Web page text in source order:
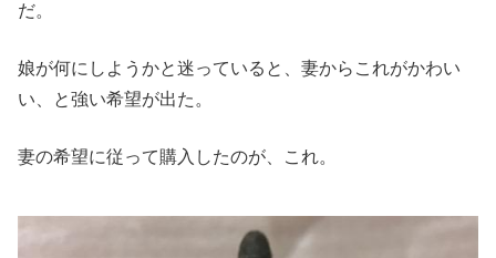
だ。
娘が何にしようかと迷っていると、妻からこれがかわい
い、と強い希望が出た。
妻の希望に従って購入したのが、これ。